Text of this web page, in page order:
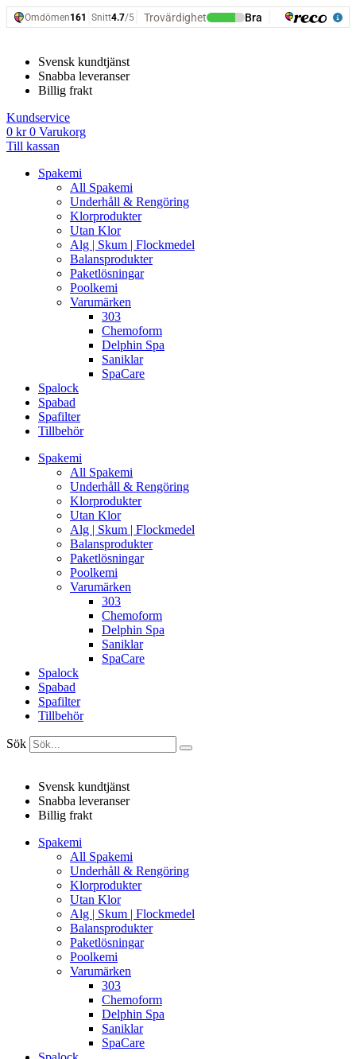
Hoppa
till
Svensk kundtjänst
Snabba leveranser
Billig frakt
Kundservice
0 kr 0 Varukorg
Till kassan
Spakemi
All Spakemi
Underhåll & Rengöring
Klorprodukter
Utan Klor
Alg | Skum | Flockmedel
Balansprodukter
Paketlösningar
Poolkemi
Varumärken
303
Chemoform
Delphin Spa
Saniklar
SpaCare
Spalock
Spabad
Spafilter
Tillbehör
Spakemi
All Spakemi
Underhåll & Rengöring
Klorprodukter
Utan Klor
Alg | Skum | Flockmedel
Balansprodukter
Paketlösningar
Poolkemi
Varumärken
303
Chemoform
Delphin Spa
Saniklar
SpaCare
Spalock
Spabad
Spafilter
Tillbehör
Sök
Svensk kundtjänst
Snabba leveranser
Billig frakt
Spakemi
All Spakemi
Underhåll & Rengöring
Klorprodukter
Utan Klor
Alg | Skum | Flockmedel
Balansprodukter
Paketlösningar
Poolkemi
Varumärken
303
Chemoform
Delphin Spa
Saniklar
SpaCare